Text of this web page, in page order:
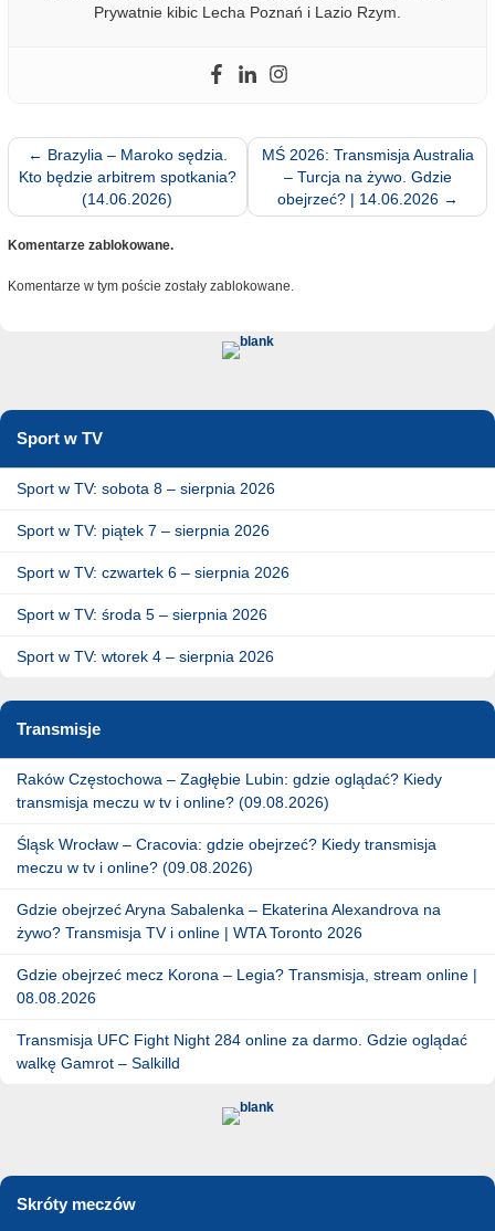
Prywatnie kibic Lecha Poznań i Lazio Rzym.
← Brazylia – Maroko sędzia.
Kto będzie arbitrem spotkania?
(14.06.2026)
MŚ 2026: Transmisja Australia
– Turcja na żywo. Gdzie
obejrzeć? | 14.06.2026 →
Komentarze zablokowane.
Komentarze w tym poście zostały zablokowane.
Sport w TV
Sport w TV: sobota 8 – sierpnia 2026
Sport w TV: piątek 7 – sierpnia 2026
Sport w TV: czwartek 6 – sierpnia 2026
Sport w TV: środa 5 – sierpnia 2026
Sport w TV: wtorek 4 – sierpnia 2026
Transmisje
Raków Częstochowa – Zagłębie Lubin: gdzie oglądać? Kiedy
transmisja meczu w tv i online? (09.08.2026)
Śląsk Wrocław – Cracovia: gdzie obejrzeć? Kiedy transmisja
meczu w tv i online? (09.08.2026)
Gdzie obejrzeć Aryna Sabalenka – Ekaterina Alexandrova na
żywo? Transmisja TV i online | WTA Toronto 2026
Gdzie obejrzeć mecz Korona – Legia? Transmisja, stream online |
08.08.2026
Transmisja UFC Fight Night 284 online za darmo. Gdzie oglądać
walkę Gamrot – Salkilld
Skróty meczów